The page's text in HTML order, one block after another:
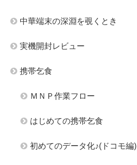
中華端末の深淵を覗くとき
実機開封レビュー
携帯乞食
ＭＮＰ作業フロー
はじめての携帯乞食
初めてのデータ化♪(ドコモ編)